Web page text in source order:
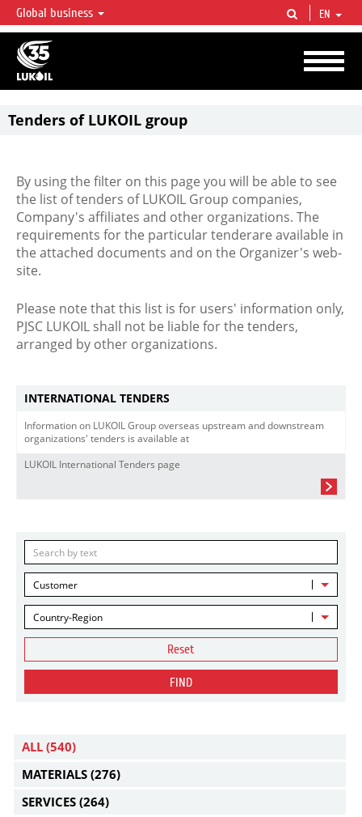
LUKOIL OVERVIEW
LUKOIL is one of the largest oil & gas vertical integrated companies in the world
accounting for over 2% of crude production and circa 1% of proved hydrocarbon
reserves globally.
Global business EN
Tenders of LUKOIL group
By using the filter on this page you will be able to see
the list of tenders of LUKOIL Group companies,
Company's affiliates and other organizations. The
requirements for the particular tenderare available in
the attached documents and on the Organizer's web-
site.
Please note that this list is for users' information only,
PJSC LUKOIL shall not be liable for the tenders,
arranged by other organizations.
INTERNATIONAL TENDERS
Information on LUKOIL Group overseas upstream and downstream
organizations' tenders is available at
LUKOIL International Tenders page
Customer
Country-Region
Reset
FIND
ALL (540)
MATERIALS (276)
SERVICES (264)